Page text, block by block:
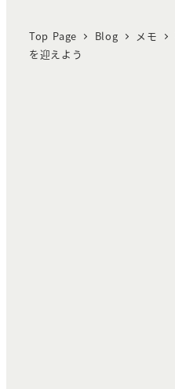
Top Page Blog メモ
を迎えよう